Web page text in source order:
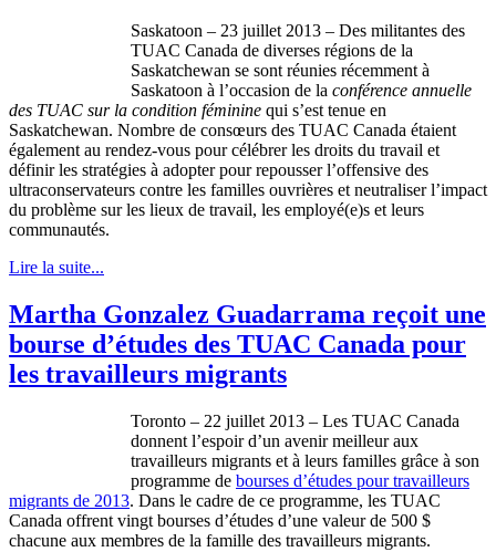
Saskatoon – 23 juillet 2013 – Des militantes des
TUAC Canada de diverses régions de la
Saskatchewan se sont réunies récemment à
Saskatoon à l’occasion de la conférence annuelle
des TUAC sur la condition féminine qui s’est tenue en
Saskatchewan. Nombre de consœurs des TUAC Canada étaient
également au rendez-vous pour célébrer les droits du travail et
définir les stratégies à adopter pour repousser l’offensive des
ultraconservateurs contre les familles ouvrières et neutraliser l’impact
du problème sur les lieux de travail, les employé(e)s et leurs
communautés.
Lire la suite...
Martha Gonzalez Guadarrama reçoit une
bourse d’études des TUAC Canada pour
les travailleurs migrants
Toronto – 22 juillet 2013 – Les TUAC Canada
donnent l’espoir d’un avenir meilleuraux
travailleurs migrants et à leurs familles grâce à son
programme de bourses d’études pourtravailleurs
migrants de 2013. Dans le cadre de ce programme, les TUAC
Canada offrent vingt bourses d’études d’une valeurde 500 $
chacune aux membres de la famille des travailleurs migrants.